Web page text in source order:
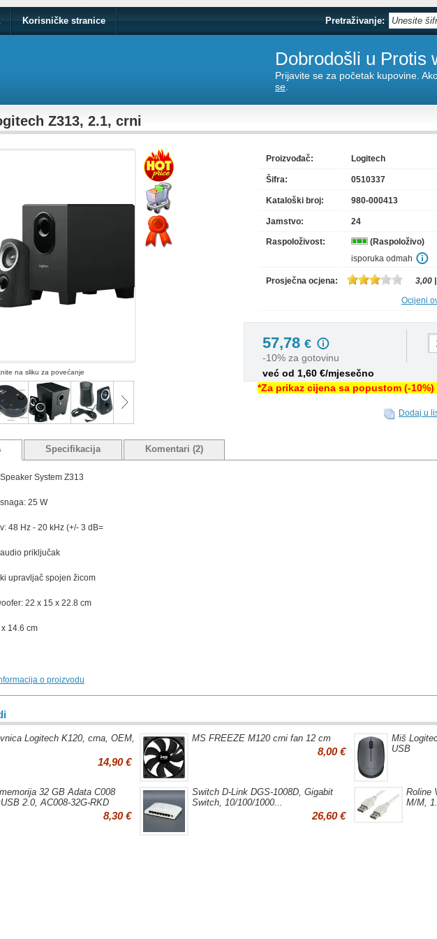
Korisničke stranice Pretraživanje:
Dobrodošli u Protis
Prijavite se za početak kupovine.
se
Z313, 2.1, crni
na sliku za povećanje
Proizvođač: Logitech
Šifra: 0510337
Kataloški broj: 980-000413
Jamstvo: 24
Raspoloživost:
(Raspoloživo)
isporuka odmah
Prosječna ocjena: 3,00
Ocijeni
57,78 €
-10% za gotovinu
već od 1,60 €/mjesečno
*Za prikaz cijena sa popustom (-
Dodaj u
Specifikacija Komentari (2)
System Z313
25 W
48 Hz - 20 kHz (+/- 3 dB=
priključak
upravljač spojen žicom
22 x 15 x 22.8 cm
14.6 cm
o proizvodu
Logitech K120, crna, OEM,
14,90 €
MS FREEZE M120 crni fan 12 cm
8,00 €
Miš
USB
32 GB Adata C008
2.0, AC008-32G-RKD
8,30 €
Switch D-Link DGS-1008D, Gigabit
Switch, 10/100/1000...
26,60 €
Roline
M/M,